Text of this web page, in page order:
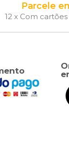
Parcele
12 x Com